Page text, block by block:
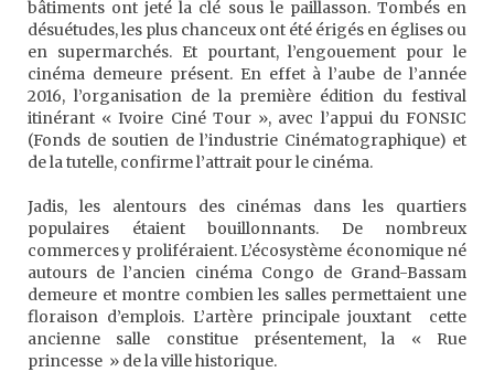
bâtiments ont jeté la clé sous le paillasson. Tombés en
désuétudes, les plus chanceux ont été érigés en églises ou
en supermarchés. Et pourtant, l’engouement pour le
cinéma demeure présent. En effet à l’aube de l’année
2016, l’organisation de la première édition du festival
itinérant « Ivoire Ciné Tour », avec l’appui du FONSIC
(Fonds de soutien de l’industrie Cinématographique) et
de la tutelle, confirme l’attrait pour le cinéma.
Jadis, les alentours des cinémas dans les quartiers
populaires étaient bouillonnants. De nombreux
commerces y proliféraient. L’écosystème économique né
autours de l’ancien cinéma Congo de Grand-Bassam
demeure et montre combien les salles permettaient une
floraison d’emplois. L’artère principale jouxtant cette
ancienne salle constitue présentement, la « Rue
princesse » de la ville historique.